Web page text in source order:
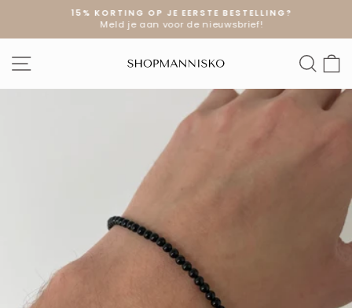
artikel
Diavoorstelling
15% KORTING OP JE EERSTE BESTELLING?
Meld je aan voor de nieuwsbrief!
SITE NAVIGATIE